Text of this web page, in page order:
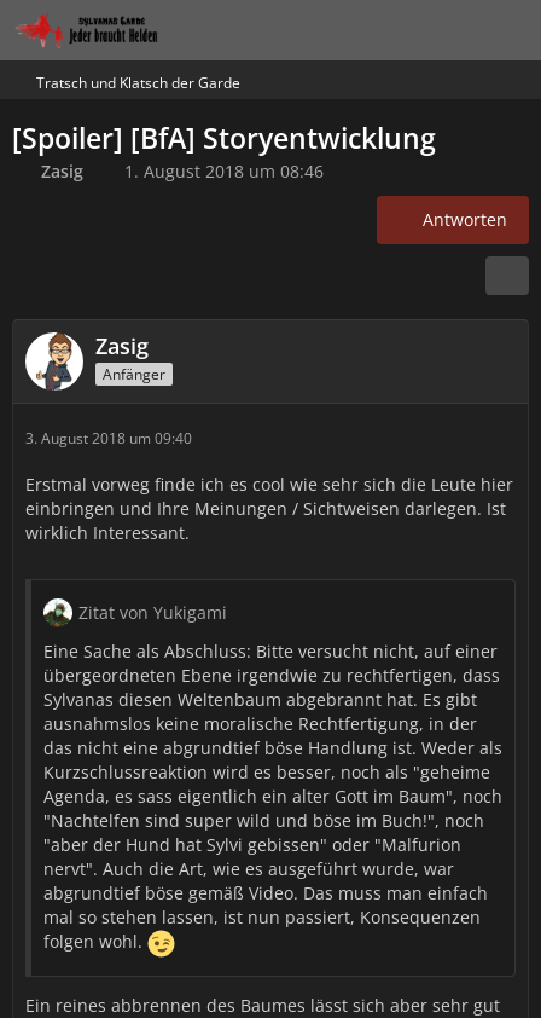
Tratsch und Klatsch der Garde
[Spoiler] [BfA] Storyentwicklung
Zasig 1. August 2018 um 08:46
Antworten
Zasig
Anfänger
3. August 2018 um 09:40
Erstmal vorweg finde ich es cool wie sehr sich die Leute hier
einbringen und Ihre Meinungen / Sichtweisen darlegen. Ist
wirklich Interessant.
Zitat von Yukigami
Eine Sache als Abschluss: Bitte versucht nicht, auf einer
übergeordneten Ebene irgendwie zu rechtfertigen, dass
Sylvanas diesen Weltenbaum abgebrannt hat. Es gibt
ausnahmslos keine moralische Rechtfertigung, in der
das nicht eine abgrundtief böse Handlung ist. Weder als
Kurzschlussreaktion wird es besser, noch als "geheime
Agenda, es sass eigentlich ein alter Gott im Baum", noch
"Nachtelfen sind super wild und böse im Buch!", noch
"aber der Hund hat Sylvi gebissen" oder "Malfurion
nervt". Auch die Art, wie es ausgeführt wurde, war
abgrundtief böse gemäß Video. Das muss man einfach
mal so stehen lassen, ist nun passiert, Konsequenzen
folgen wohl.
Ein reines abbrennen des Baumes lässt sich aber sehr gut